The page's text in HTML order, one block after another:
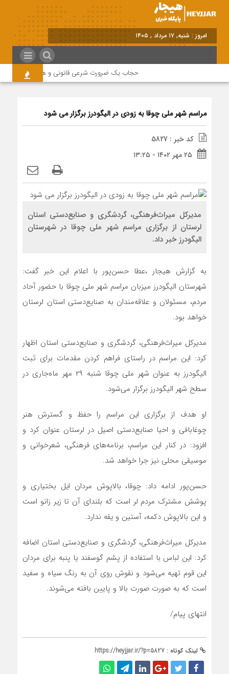
امروز : شنبه, ۱۷ مرداد , ۱۴۰۵
حجاب یک ضرورت شرعی قانونی و همه در این
مراسم شهر ملی چوقا به زودی در الیگودرز برگزار می شود
کد خبر : 5827
۲۵ مهر ۱۴۰۲ - ۱۳:۲۵
مدیرکل میراث‌فرهنگی، گردشگری و صنایع‌دستی استان
لرستان از برگزاری مراسم شهر ملی چوقا در شهرستان
الیگودرز خبر داد.
به گزارش هیجار ،عطا حسن‌پور با اعلام این خبر گفت:
شهرستان الیگودرز میزبان مراسم شهر ملی چوقا با حضور آحاد
مردم، مسئولان و علاقه‌مندان به صنایع‌دستی استان لرستان
خواهد بود.
مدیرکل میراث‌فرهنگی، گردشگری و صنایع‌دستی استان اظهار
کرد: این مراسم در راستای فراهم کردن مقدمات برای ثبت
الیگودرز به عنوان شهر ملی چوقا شنبه ۲۹ مهر ماه‌جاری در
سطح شهر الیگودرز برگزار می‌شود.
او هدف از برگزاری این مراسم را حفظ و گسترش هنر
چوغابافی و احیا صنایع‌دستی اصیل در لرستان عنوان کرد و
افزود: در کنار این مراسم، برنامه‌های فرهنگی، شعرخوانی و
موسیقی محلی نیز جرا خواهد شد.
حسن‌پور ادامه داد: چوقا، بالاپوش مردان ایل بختیاری و
پوشش مشترک مردم لر است که بلندای آن تا زیر زانو است
و این بالاپوش دکمه، آستین و یقه ندارد.
مدیرکل میراث‌فرهنگی، گردشگری و صنایع‌دستی استان اضافه
کرد: این لباس با استفاده از پشم گوسفند یا پنبه برای مردان
این قوم تهیه می‌شود و نقوش روی آن به رنگ سیاه و سفید
است که به صورت صورت بالا و پایین بافته می‌شوند.
انتهای پیام/
لینک کوتاه : https://heyjjar.ir/?p=5827